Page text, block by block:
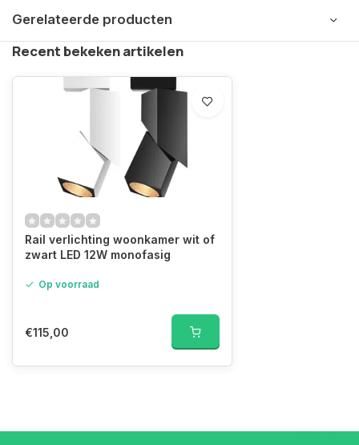
Gerelateerde producten
Recent bekeken artikelen
Rail verlichting woonkamer wit of
zwart LED 12W monofasig
Op voorraad
€115,00